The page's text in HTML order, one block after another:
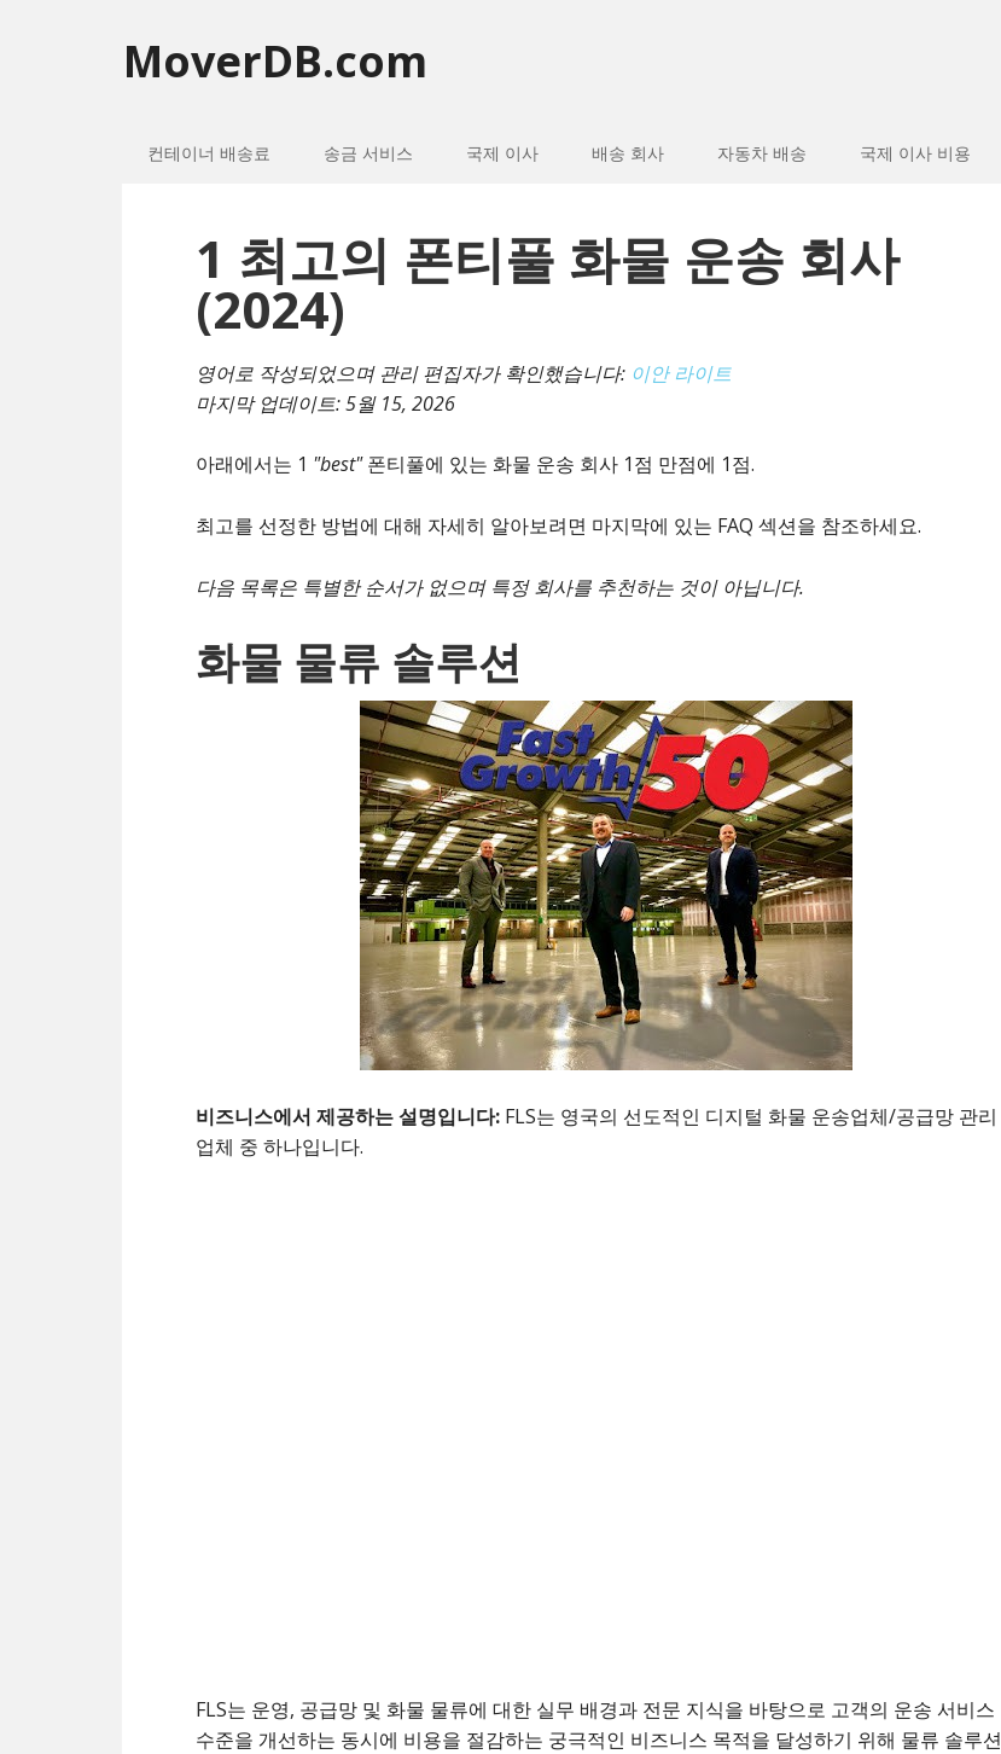
MoverDB.com
컨테이너 배송료 송금 서비스 국제 이사 배송 회사 자동차 배송 국제 이사 비용
1 최고의 폰티풀 화물 운송 회사
(2024)
영어로 작성되었으며 관리 편집자가 확인했습니다: 이안 라이트
마지막 업데이트:5월 15, 2026
아래에서는 1 "best"폰티풀에 있는 화물 운송 회사 1점 만점에 1점.
최고를 선정한 방법에 대해 자세히 알아보려면 마지막에 있는 FAQ 섹션을 참조하세요.
다음 목록은 특별한 순서가 없으며 특정 회사를 추천하는 것이 아닙니다.
화물 물류 솔루션
비즈니스에서 제공하는 설명입니다: FLS는 영국의 선도적인 디지털 화물 운송업체/공급망 관리
업체 중 하나입니다.
FLS는 운영, 공급망 및 화물 물류에 대한 실무 배경과 전문 지식을 바탕으로 고객의 운송 서비스
수준을 개선하는 동시에 비용을 절감하는 궁극적인 비즈니스 목적을 달성하기 위해 물류 솔루션